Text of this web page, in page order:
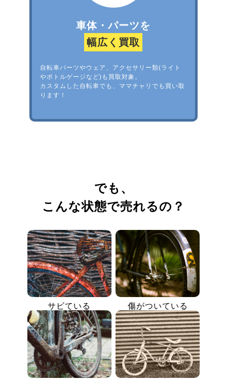
車体・パーツを
幅広く買取
自転車パーツやウェア、アクセサリー類(ライト
やボトルゲージなど)も買取対象。
カスタムした自転車でも、ママチャリでも買い取
ります！
でも、
こんな状態で売れるの？
サビている 傷がついている